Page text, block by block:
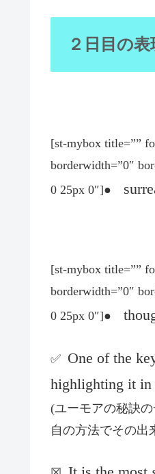
２日目の表
[st-mybox title=””
borderwidth=”0″
0 25px 0″]●
[st-mybox title=””
borderwidth=”0″
0 25px 0″]●
✅ One of the
highlighting it in
(ユーモアの秘訣
自の方法でその出